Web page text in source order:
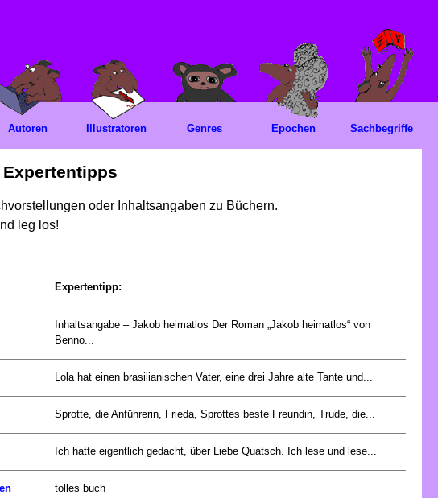
oder Inhaltsangaben zu Büchern.
leg los!
Expertentipp:
Inhaltsangabe – Jakob heimatlos Der Roman „Jakob heimatlos“ von
Benno...
Lola hat einen brasilianischen Vater, eine drei Jahre alte Tante und...
Sprotte, die Anführerin, Frieda, Sprottes beste Freundin, Trude, die...
Ich hatte eigentlich gedacht, über Liebe Quatsch. Ich lese und lese...
tolles buch
Autoren Illustratoren Genres Epochen Sachbegriffe